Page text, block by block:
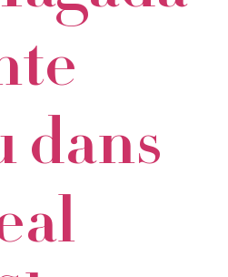
dans